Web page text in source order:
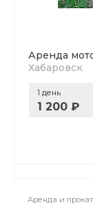
Аренда
Хабаровск
1 день
1 200 ₽
Аренда и